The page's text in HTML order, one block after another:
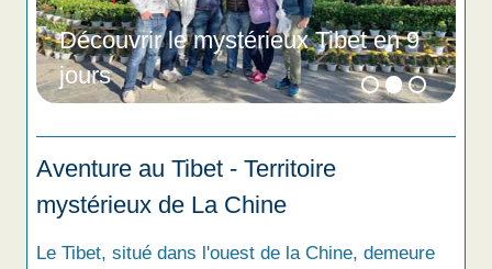
Découvrir le mystérieux Tibet en 9
jours
Aventure au Tibet - Territoire
mystérieux de La Chine
Le Tibet, situé dans l'ouest de la Chine, demeure